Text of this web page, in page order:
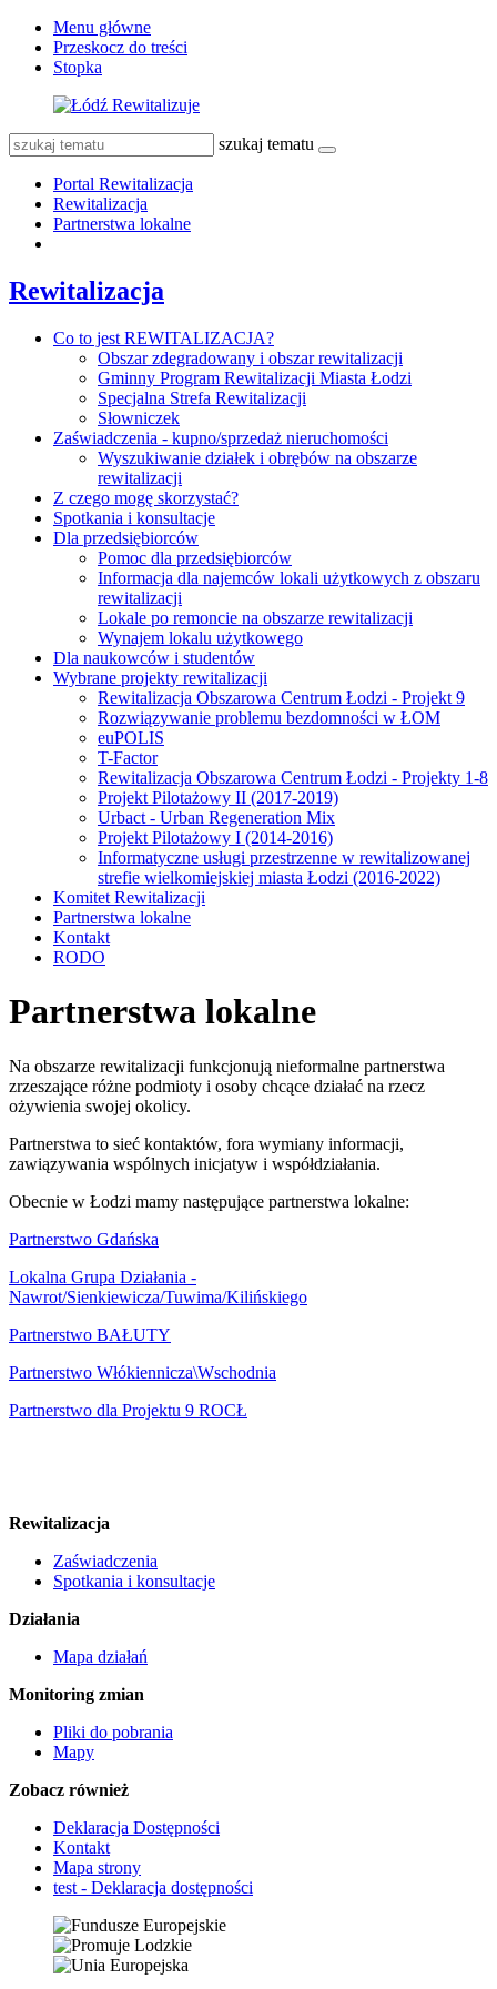
Menu główne
Przeskocz do treści
Stopka
szukaj tematu
Portal Rewitalizacja
Rewitalizacja
Partnerstwa lokalne
Rewitalizacja
Co to jest REWITALIZACJA?
Obszar zdegradowany i obszar rewitalizacji
Gminny Program Rewitalizacji Miasta Łodzi
Specjalna Strefa Rewitalizacji
Słowniczek
Zaświadczenia - kupno/sprzedaż nieruchomości
Wyszukiwanie działek i obrębów na obszarze
rewitalizacji
Z czego mogę skorzystać?
Spotkania i konsultacje
Dla przedsiębiorców
Pomoc dla przedsiębiorców
Informacja dla najemców lokali użytkowych z obszaru
rewitalizacji
Lokale po remoncie na obszarze rewitalizacji
Wynajem lokalu użytkowego
Dla naukowców i studentów
Wybrane projekty rewitalizacji
Rewitalizacja Obszarowa Centrum Łodzi - Projekt 9
Rozwiązywanie problemu bezdomności w ŁOM
euPOLIS
T-Factor
Rewitalizacja Obszarowa Centrum Łodzi - Projekty 1-8
Projekt Pilotażowy II (2017-2019)
Urbact - Urban Regeneration Mix
Projekt Pilotażowy I (2014-2016)
Informatyczne usługi przestrzenne w rewitalizowanej
strefie wielkomiejskiej miasta Łodzi (2016-2022)
Komitet Rewitalizacji
Partnerstwa lokalne
Kontakt
RODO
Partnerstwa lokalne
Na obszarze rewitalizacji funkcjonują nieformalne partnerstwa
zrzeszające różne podmioty i osoby chcące działać na rzecz
ożywienia swojej okolicy.
Partnerstwa to sieć kontaktów, fora wymiany informacji,
zawiązywania wspólnych inicjatyw i współdziałania.
Obecnie w Łodzi mamy następujące partnerstwa lokalne:
Partnerstwo Gdańska
Lokalna Grupa Działania -
Nawrot/Sienkiewicza/Tuwima/Kilińskiego
Partnerstwo BAŁUTY
Partnerstwo Włókiennicza\Wschodnia
Partnerstwo dla Projektu 9 ROCŁ
Rewitalizacja
Zaświadczenia
Spotkania i konsultacje
Działania
Mapa działań
Monitoring zmian
Pliki do pobrania
Mapy
Zobacz również
Deklaracja Dostępności
Kontakt
Mapa strony
test - Deklaracja dostępności